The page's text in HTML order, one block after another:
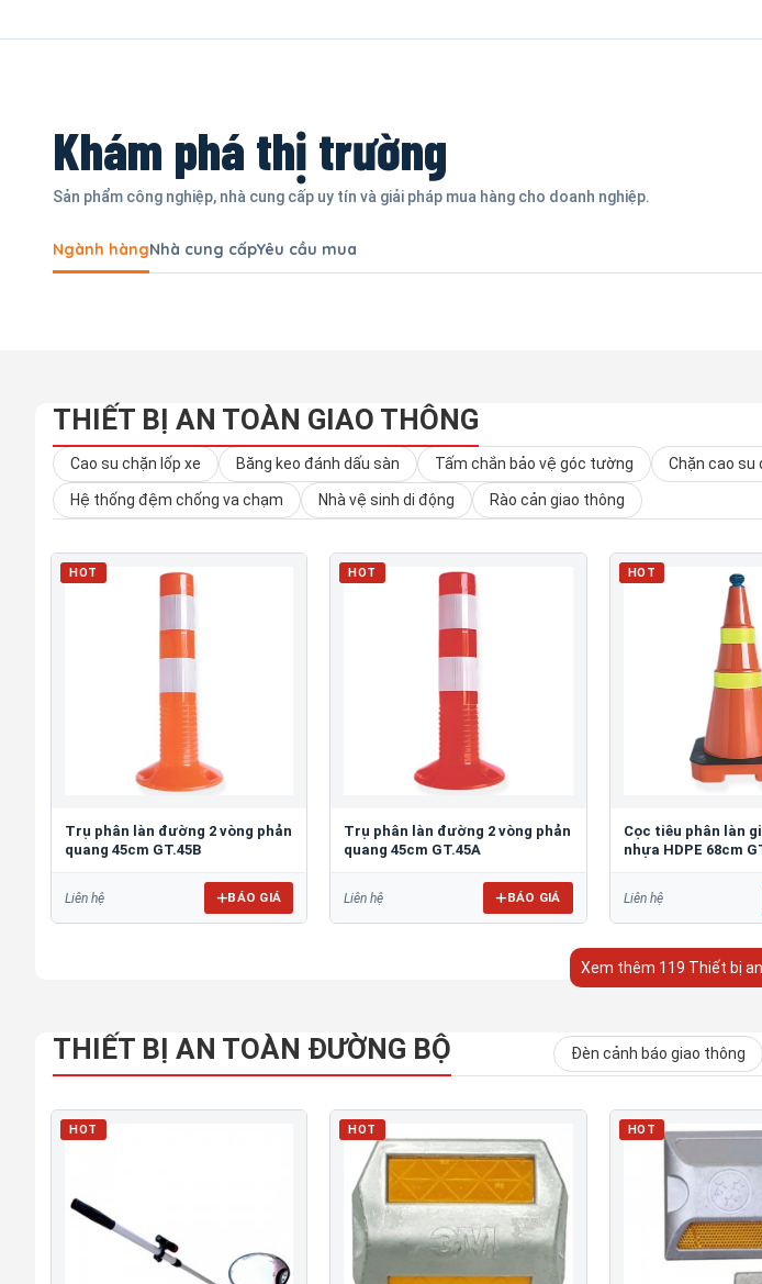
Khám phá thị trường
Sản phẩm công nghiệp, nhà cung cấp uy tín và giải pháp mua hàng cho doanh nghiệp.
Ngành hàngNhà cung cấpYêu cầu mua
THIẾT BỊ AN TOÀN GIAO THÔNG
Cao su chặn lốp xe Băng keo đánh dấu sàn Tấm chắn bảo vệ góc tường Chặn cao su
Hệ thống đệm chống va chạm Nhà vệ sinh di động Rào cản giao thông
HOT
Trụ phân làn đường 2 vòng phản
quang 45cm GT.45B
Liên hệ BÁO GIÁ
HOT
Trụ phân làn đường 2 vòng phản
quang 45cm GT.45A
Liên hệ BÁO GIÁ
HOT
Cọc tiêu phân làn
nhựa HDPE 68cm
Liên hệ
Xem thêm 119 Thiết bị
THIẾT BỊ AN TOÀN ĐƯỜNG BỘ Đèn cảnh báo giao thông
HOT HOT HOT